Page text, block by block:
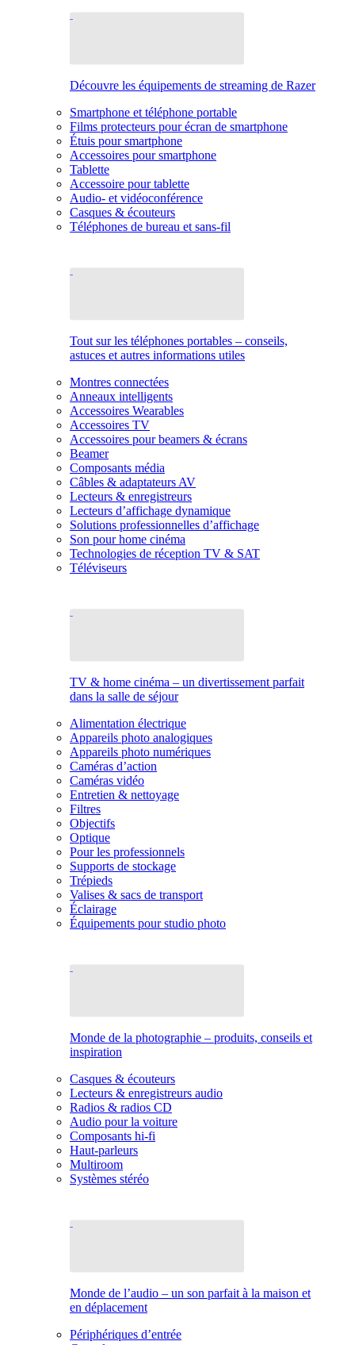
Découvre les équipements de streaming de Razer
Smartphone et téléphone portable
Films protecteurs pour écran de smartphone
Étuis pour smartphone
Accessoires pour smartphone
Tablette
Accessoire pour tablette
Audio- et vidéoconférence
Casques & écouteurs
Téléphones de bureau et sans-fil
Tout sur les téléphones portables – conseils,
astuces et autres informations utiles
Montres connectées
Anneaux intelligents
Accessoires Wearables
Accessoires TV
Accessoires pour beamers & écrans
Beamer
Composants média
Câbles & adaptateurs AV
Lecteurs & enregistreurs
Lecteurs d’affichage dynamique
Solutions professionnelles d’affichage
Son pour home cinéma
Technologies de réception TV & SAT
Téléviseurs
TV & home cinéma – un divertissement parfait
dans la salle de séjour
Alimentation électrique
Appareils photo analogiques
Appareils photo numériques
Caméras d’action
Caméras vidéo
Entretien & nettoyage
Filtres
Objectifs
Optique
Pour les professionnels
Supports de stockage
Trépieds
Valises & sacs de transport
Éclairage
Équipements pour studio photo
Monde de la photographie – produits, conseils et
inspiration
Casques & écouteurs
Lecteurs & enregistreurs audio
Radios & radios CD
Audio pour la voiture
Composants hi-fi
Haut-parleurs
Multiroom
Systèmes stéréo
Monde de l’audio – un son parfait à la maison et
en déplacement
Périphériques d’entrée